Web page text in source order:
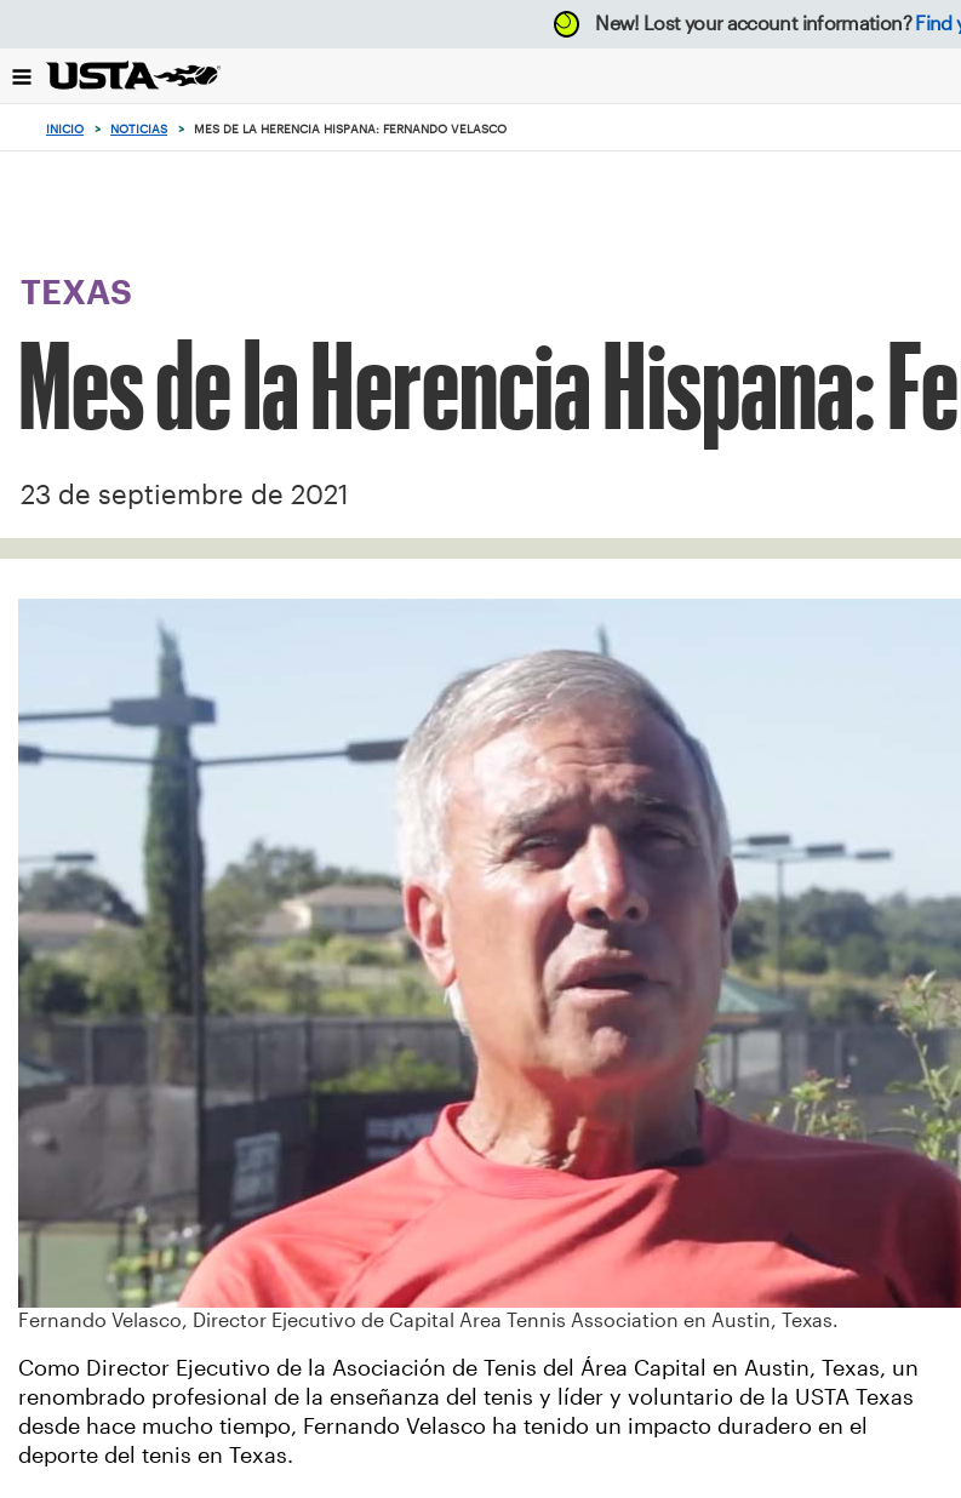
el
botón
New! Lost your account information? Find
INICIO > NOTICIAS > MES DE LA HERENCIA HISPANA: FERNANDO VELASCO
TEXAS
Mes de la Herencia Hispana:
23 de septiembre de 2021
Fernando Velasco, Director Ejecutivo de Capital Area Tennis Association en Austin, Texas.
Como Director Ejecutivo de la Asociación de Tenis del Área Capital en Austin, Texas, un
renombrado profesional de la enseñanza del tenis y líder y voluntario de la USTA Texas
desde hace mucho tiempo, Fernando Velasco ha tenido un impacto duradero en el
deporte del tenis en Texas.